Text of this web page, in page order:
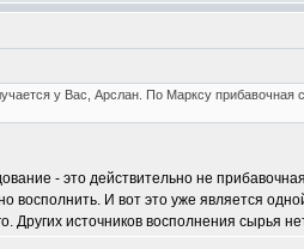
у Вас, Арслан. По Марксу прибавочная
- это действительно не
И вот это уже является
Других источников восполнения сырья